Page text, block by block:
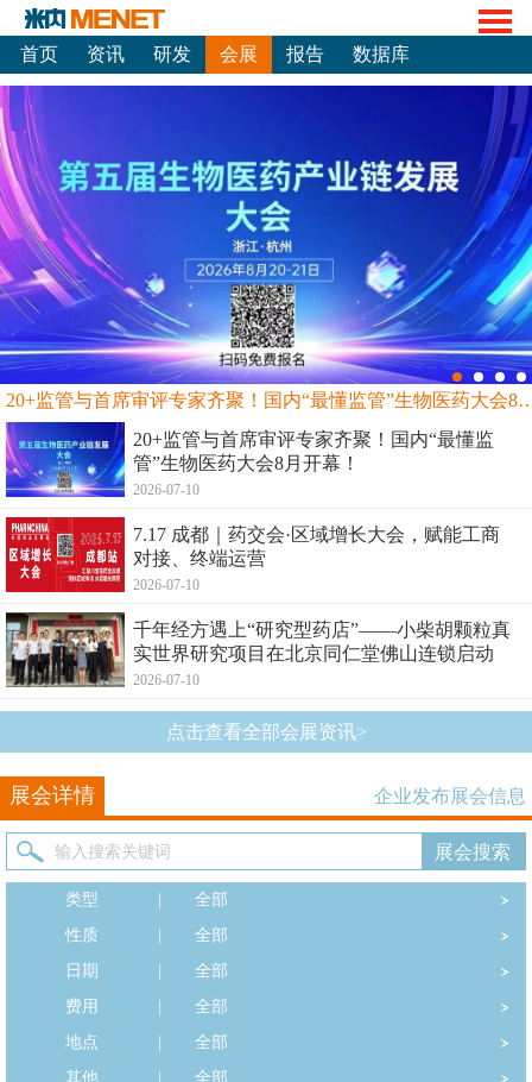
首页 资讯 研发 会展 报告 数据库
20+监管与首席审评专家齐聚！国内“最
20+监管与首席审评专家齐聚！国内“最懂监
管”生物医药大会8月开幕！
2026-07-10
7.17 成都｜药交会·区域增长大会，赋能工商
对接、终端运营
2026-07-10
千年经方遇上“研究型药店”——小柴胡颗粒真
实世界研究项目在北京同仁堂佛山连锁启动
2026-07-10
点击查看全部会展资讯>
展会详情 企业发布展会信息
类型
全部
性质
全部
日期
全部
费用
全部
地点
全部
其他
全部